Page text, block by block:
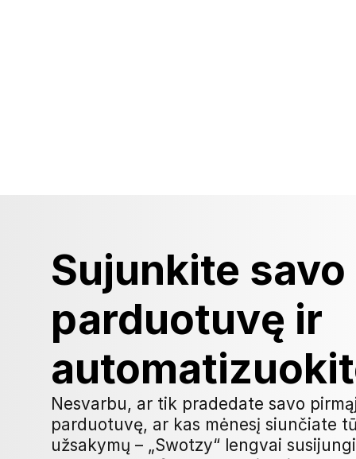
Sujunkite savo
parduotuvę ir
Nesvarbu, ar tik pradedate savo
parduotuvę, ar kas mėnesį siunčiate
užsakymų – „Swotzy“ lengvai